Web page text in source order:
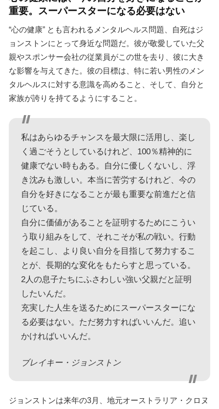
重要。スーパースターになる必要はない
“心の健康” とも言われるメンタルヘルス問題、自死はジ
ョンストンにとって身近な問題だ。彼が敬愛していた父
親やスポンサー会社の従業員がこの世を去り、彼に大き
な影響を与えてきた。彼の目標は、特に若い男性のメン
タルヘルスに対する意識を高めること、そして、自分と
家族が誇りを持てるようにすること。
私はあらゆるチャンスを最大限に活用し、楽し
く過ごそうとしているけれど、100％精神的に
健康でない時もある。自分に優しくないし、浮
き沈みも激しい。本当に苦労するけれど、今の
自分を好きになることが最も重要な前進だと信
じている。
自分に価値があることを証明するためにこうい
う取り組みをして、それこそが私の戦い。行動
を起こし、より良い自分を目指して努力するこ
とが、長期的な変化をもたらすと思っている。
2人の息子たちにふさわしい強い父親だと証明
したいんだ。
充実した人生を送るためにスーパースターにな
る必要はない。ただ努力すればいいんだ。追い
かければいいんだ。
ブレイキー・ジョンストン
ジョンストンは来年の3月、地元オーストラリア・クロヌ